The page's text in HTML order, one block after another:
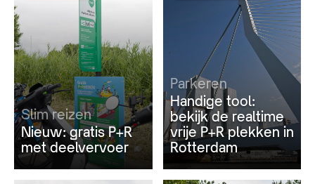
Slim reizen
Nieuw: gratis P+R
met deelvervoer
Parkeren
Handige tool:
bekijk de realtime
vrije P+R plekken in
Rotterdam